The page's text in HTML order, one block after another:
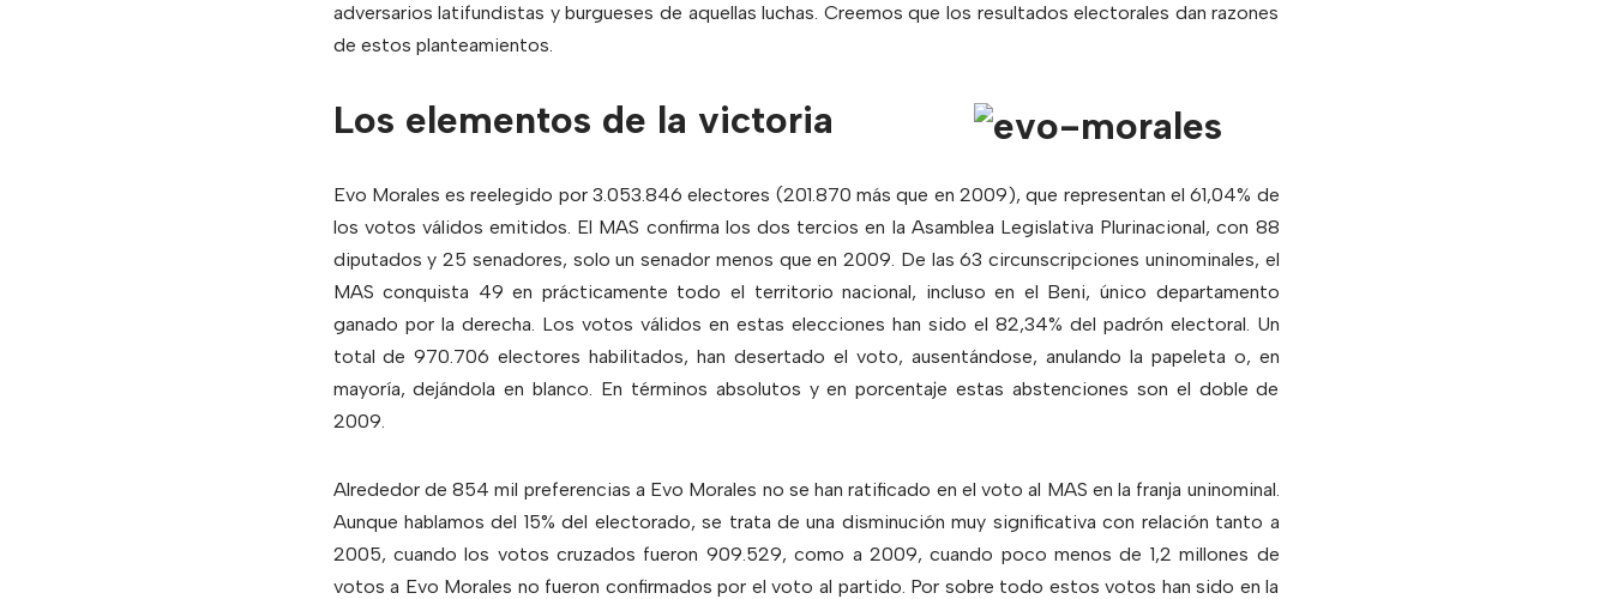
adversarios latifundistas y burgueses de aquellas luchas. Creemos que los resultados electorales dan razones
de estos planteamientos.
Los elementos de la victoria
Evo Morales es reelegido por 3.053.846 electores (201.870 más que en 2009), que representan el 61,04% de
los votos válidos emitidos. El MAS confirma los dos tercios en la Asamblea Legislativa Plurinacional, con 88
diputados y 25 senadores, solo un senador menos que en 2009. De las 63 circunscripciones uninominales, el
MAS conquista 49 en prácticamente todo el territorio nacional, incluso en el Beni, único departamento
ganado por la derecha. Los votos válidos en estas elecciones han sido el 82,34% del padrón electoral. Un
total de 970.706 electores habilitados, han desertado el voto, ausentándose, anulando la papeleta o, en
mayoría, dejándola en blanco. En términos absolutos y en porcentaje estas abstenciones son el doble de
2009.
Alrededor de 854 mil preferencias a Evo Morales no se han ratificado en el voto al MAS en la franja uninominal.
Aunque hablamos del 15% del electorado, se trata de una disminución muy significativa con relación tanto a
2005, cuando los votos cruzados fueron 909.529, como a 2009, cuando poco menos de 1,2 millones de
votos a Evo Morales no fueron confirmados por el voto al partido. Por sobre todo estos votos han sido en la